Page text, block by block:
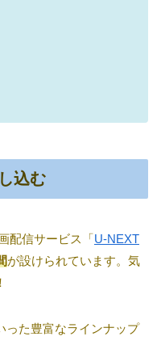
込む
配信サービス「U-NEXT
が設けられています。気
った豊富なラインナップ